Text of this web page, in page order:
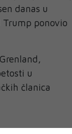
danas u
ponovio
u
članica